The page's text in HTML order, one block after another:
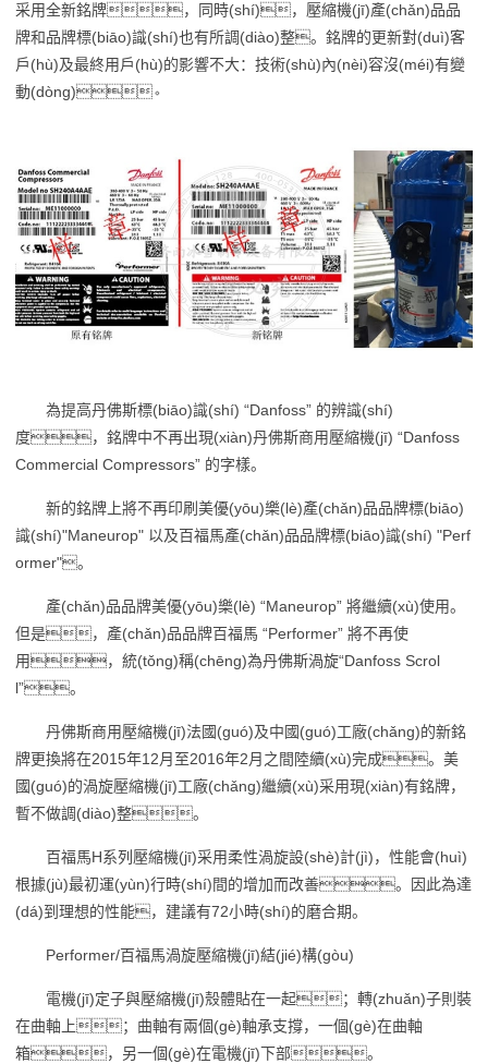
采用全新銘牌，同時(shí)，壓縮機(jī)產(chǎn)品品
牌和品牌標(biāo)識(shí)也有所調(diào)整。銘牌的更新對(duì)客
戶(hù)及最終用戶(hù)的影響不大：技術(shù)內(nèi)容沒(méi)有變
動(dòng)。
為提高丹佛斯標(biāo)識(shí) “Danfoss” 的辨識(shí)
度，銘牌中不再出現(xiàn)丹佛斯商用壓縮機(jī) “Danfoss
Commercial Compressors” 的字樣。
新的銘牌上將不再印刷美優(yōu)樂(lè)產(chǎn)品品牌標(biāo)
識(shí)"Maneurop" 以及百福馬產(chǎn)品品牌標(biāo)識(shí) "Perf
ormer"。
產(chǎn)品品牌美優(yōu)樂(lè) “Maneurop” 將繼續(xù)使用。
但是，產(chǎn)品品牌百福馬 “Performer” 將不再使
用，統(tǒng)稱(chēng)為丹佛斯渦旋“Danfoss Scrol
l”。
丹佛斯商用壓縮機(jī)法國(guó)及中國(guó)工廠(chǎng)的新銘
牌更換將在2015年12月至2016年2月之間陸續(xù)完成。美
國(guó)的渦旋壓縮機(jī)工廠(chǎng)繼續(xù)采用現(xiàn)有銘牌，
暫不做調(diào)整。
百福馬H系列壓縮機(jī)采用柔性渦旋設(shè)計(jì)，性能會(huì)
根據(jù)最初運(yùn)行時(shí)間的增加而改善。因此為達
(dá)到理想的性能，建議有72小時(shí)的磨合期。
Performer/百福馬渦旋壓縮機(jī)結(jié)構(gòu)
電機(jī)定子與壓縮機(jī)殼體貼在一起；轉(zhuǎn)子則裝
在曲軸上；曲軸有兩個(gè)軸承支撐，一個(gè)在曲軸
箱，另一個(gè)在電機(jī)下部。